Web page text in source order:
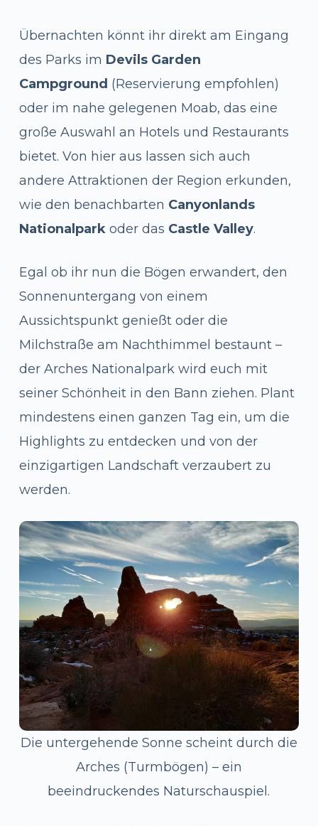
Übernachten könnt ihr direkt am Eingang
des Parks im Devils Garden
Campground (Reservierung empfohlen)
oder im nahe gelegenen Moab, das eine
große Auswahl an Hotels und Restaurants
bietet. Von hier aus lassen sich auch
andere Attraktionen der Region erkunden,
wie den benachbarten Canyonlands
Nationalparkoder das Castle Valley.
Egal ob ihr nun die Bögen erwandert, den
Sonnenuntergang von einem
Aussichtspunkt genießt oder die
Milchstraße am Nachthimmel bestaunt –
der Arches Nationalpark wird euch mit
seiner Schönheit in den Bann ziehen. Plant
mindestens einen ganzen Tag ein, um die
Highlights zu entdecken und von der
einzigartigen Landschaft verzaubert zu
werden.
Die untergehende Sonne scheint durch die
Arches (Turmbögen) – ein
beeindruckendes Naturschauspiel.